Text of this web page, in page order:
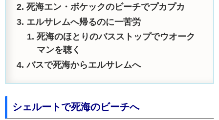
死海エン・ボケックのビーチでプカプカ
エルサレムへ帰るのに一苦労
死海のほとりのバスストップでウオーク
マンを聴く
バスで死海からエルサレムへ
シェルートで死海のビーチへ